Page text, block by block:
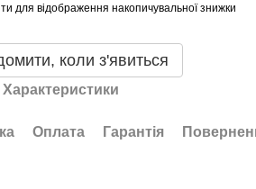
для відображення накопичувальної знижки
коли з'явиться
Характеристики
Оплата Гарантія